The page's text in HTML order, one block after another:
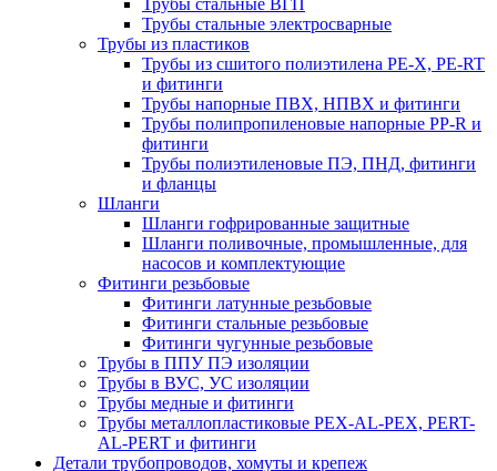
Трубы стальные ВГП
Трубы стальные электросварные
Трубы из пластиков
Трубы из сшитого полиэтилена PE-X, PE-RT
и фитинги
Трубы напорные ПВХ, НПВХ и фитинги
Трубы полипропиленовые напорные PP-R и
фитинги
Трубы полиэтиленовые ПЭ, ПНД, фитинги
и фланцы
Шланги
Шланги гофрированные защитные
Шланги поливочные, промышленные, для
насосов и комплектующие
Фитинги резьбовые
Фитинги латунные резьбовые
Фитинги стальные резьбовые
Фитинги чугунные резьбовые
Трубы в ППУ ПЭ изоляции
Трубы в ВУС, УС изоляции
Трубы медные и фитинги
Трубы металлопластиковые PEX-AL-PEX, PERT-
AL-PERT и фитинги
Детали трубопроводов, хомуты и крепеж